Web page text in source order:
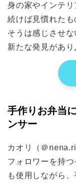
身の家やインテ
続けば見慣れたも
そうは感じさせ
新たな発見があり
手作りお弁当
ンサー
カオリ（＠
フォロワーを持
も使用しながら